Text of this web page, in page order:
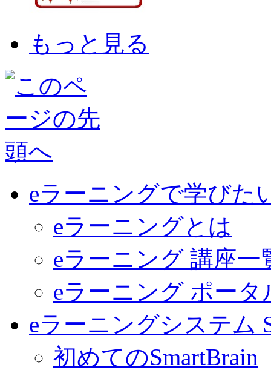
もっと見る
eラーニングで学びた
eラーニングとは
eラーニング 講座一
eラーニング ポータ
eラーニングシステム
初めてのSmartBrain